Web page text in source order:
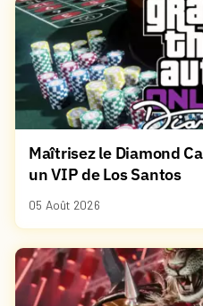
Maîtrisez le Diamond
un VIP de Los Santos
05 Août 2026